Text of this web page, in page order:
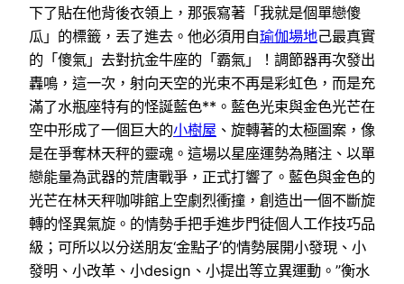
下了貼在他背後衣領上，那張寫著「我就是個單戀傻
瓜」的標籤，丟了進去。他必須用自瑜伽場地己最真實
的「傻氣」去對抗金牛座的「霸氣」！調節器再次發出
轟鳴，這一次，射向天空的光束不再是彩虹色，而是充
滿了水瓶座特有的怪誕藍色**。藍色光束與金色光芒在
空中形成了一個巨大的小樹屋 、旋轉著的太極圖案，像
是在爭奪林天秤的靈魂。這場以星座運勢為賭注、以單
戀能量為武器的荒唐戰爭，正式打響了。藍色與金色的
光芒在林天秤咖啡館上空劇烈衝撞，創造出一個不斷旋
轉的怪異氣旋。的情勢手把手進步門徒個人工作技巧品
級；可所以以分送朋友‘金點子’的情勢展開小發現、小
發明、小改革、小design、小提出等立異運動。”衡水